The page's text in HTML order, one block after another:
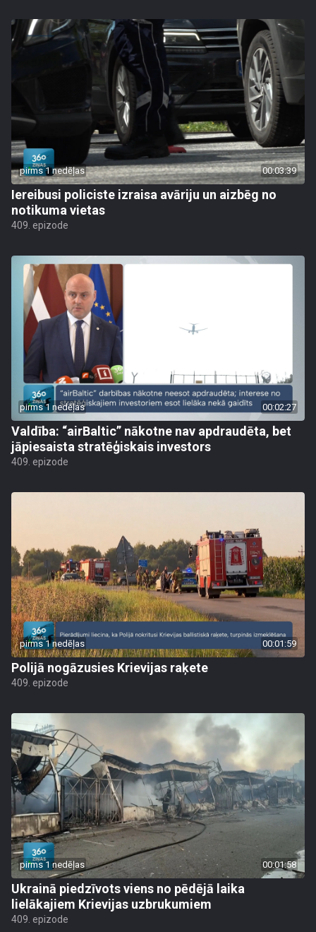
pirms 1 nedēļas 00:03:39
Iereibusi policiste izraisa avāriju un aizbēg no
notikuma vietas
409. epizode
pirms 1 nedēļas 00:02:27
Valdība: “airBaltic” nākotne nav apdraudēta, bet
jāpiesaista stratēģiskais investors
409. epizode
pirms 1 nedēļas 00:01:59
Polijā nogāzusies Krievijas raķete
409. epizode
pirms 1 nedēļas 00:01:58
Ukrainā piedzīvots viens no pēdējā laika
lielākajiem Krievijas uzbrukumiem
409. epizode